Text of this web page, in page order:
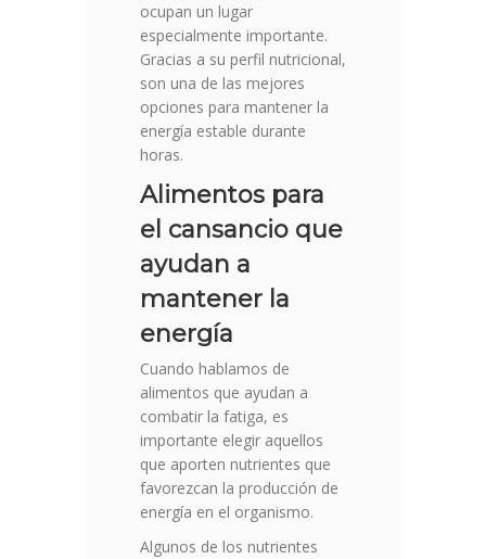
ocupan un lugar
especialmente importante.
Gracias a su perfil nutricional,
son una de las mejores
opciones para mantener la
energía estable durante
horas.
Alimentos para
el cansancio que
ayudan a
mantener la
energía
Cuando hablamos de
alimentos que ayudan a
combatir la fatiga, es
importante elegir aquellos
que aporten nutrientes que
favorezcan la producción de
energía en el organismo.
Algunos de los nutrientes